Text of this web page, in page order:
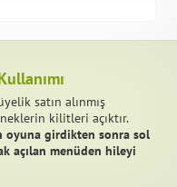
satın alınmış
kilitleri açıktır.
oyuna girdikten sonra sol
açılan menüden hileyi